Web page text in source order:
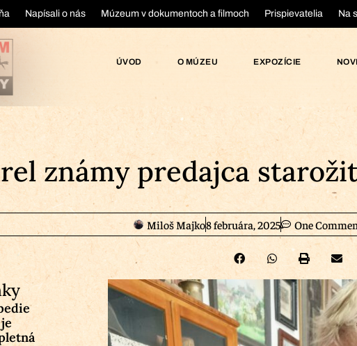
Napísali o nás Múzeum v dokumentoch a filmoch Prispievatelia Na
ÚVOD O MÚZEU EXPOZÍCIE
známy predajca
Miloš Majko8 februára, 2025 One